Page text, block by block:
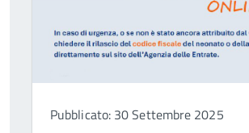
Pubblicato: 30 Settembre 2025